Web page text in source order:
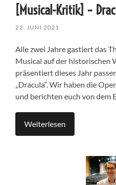
[Musical-Kritik] –
22. JUNI 2021
Alle zwei Jahre gastiert das
Musical auf der historischen
präsentiert dieses Jahr
„Dracula“. Wir haben die
und berichten euch von dem
Weiterlesen